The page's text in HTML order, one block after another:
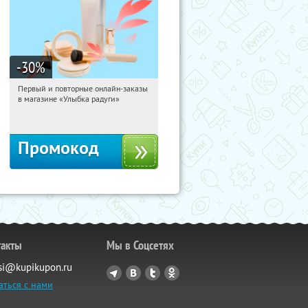
-30%
07:55:53 Получили:2
Первый и повторные онлайн-заказы
в магазине «Улыбка радуги»
Промокод
с нами
Мы в Соцсетях